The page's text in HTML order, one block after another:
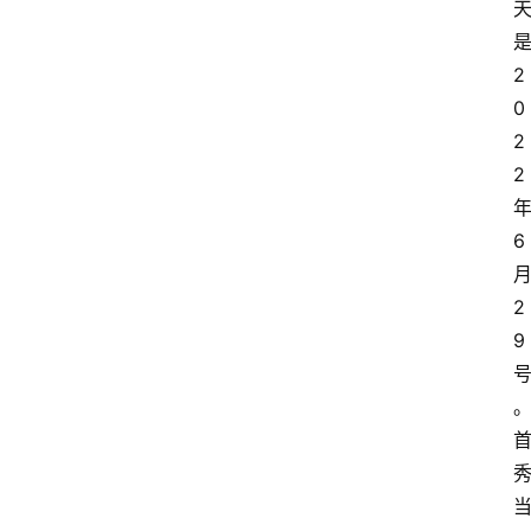
天
是
2
0
2
2
年
6
月
2
9
号
。
首
秀
当